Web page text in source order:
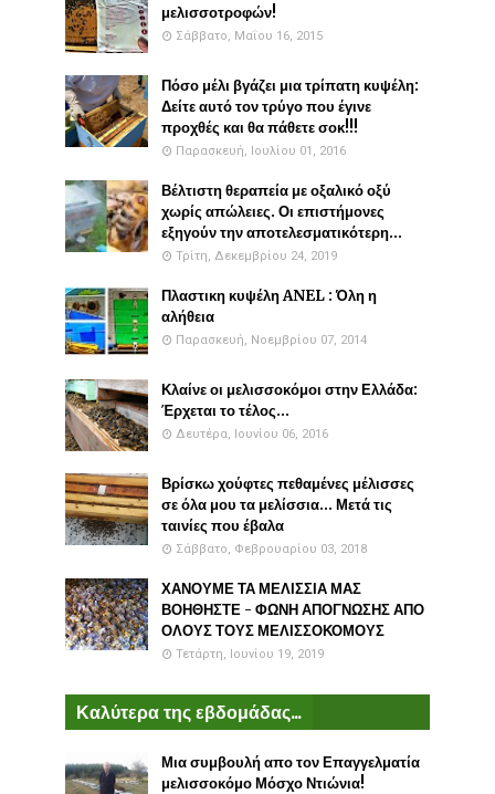
μελισσοτροφών!
Σάββατο, Μαΐου 16, 2015
Πόσο μέλι βγάζει μια τρίπατη κυψέλη:
Δείτε αυτό τον τρύγο που έγινε
προχθές και θα πάθετε σοκ!!!
Παρασκευή, Ιουλίου 01, 2016
Βέλτιστη θεραπεία με οξαλικό οξύ
χωρίς απώλειες. Οι επιστήμονες
εξηγούν την αποτελεσματικότερη...
Τρίτη, Δεκεμβρίου 24, 2019
Πλαστικη κυψέλη ANEL : Όλη η
αλήθεια
Παρασκευή, Νοεμβρίου 07, 2014
Κλαίνε οι μελισσοκόμοι στην Ελλάδα:
Έρχεται το τέλος...
Δευτέρα, Ιουνίου 06, 2016
Βρίσκω χούφτες πεθαμένες μέλισσες
σε όλα μου τα μελίσσια... Μετά τις
ταινίες που έβαλα
Σάββατο, Φεβρουαρίου 03, 2018
ΧΑΝΟΥΜΕ ΤΑ ΜΕΛΙΣΣΙΑ ΜΑΣ
ΒΟΗΘΗΣΤΕ - ΦΩΝΗ ΑΠΟΓΝΩΣΗΣ ΑΠΟ
ΟΛΟΥΣ ΤΟΥΣ ΜΕΛΙΣΣΟΚΟΜΟΥΣ
Τετάρτη, Ιουνίου 19, 2019
Καλύτερα της εβδομάδας...
Μια συμβουλή απο τον Επαγγελματία
μελισσοκόμο Μόσχο Ντιώνια!